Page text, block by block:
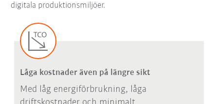
digitala produktionsmiljöer.
Låga kostnader även på längre sikt
Med låg energiförbrukning, låga